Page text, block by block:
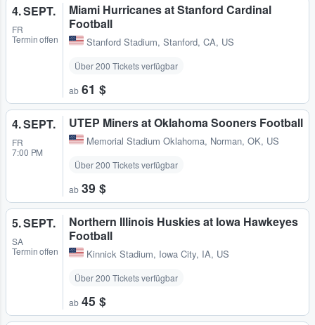
4. SEPT.
FR
Termin offen
Miami Hurricanes at Stanford Cardinal
Football
Stanford Stadium, Stanford, CA, US
Über 200 Tickets verfügbar
ab 61 $
4. SEPT.
FR
7:00 PM
UTEP Miners at Oklahoma Sooners Football
Memorial Stadium Oklahoma, Norman, OK, US
Über 200 Tickets verfügbar
ab 39 $
5. SEPT.
SA
Termin offen
Northern Illinois Huskies at Iowa Hawkeyes
Football
Kinnick Stadium, Iowa City, IA, US
Über 200 Tickets verfügbar
ab 45 $